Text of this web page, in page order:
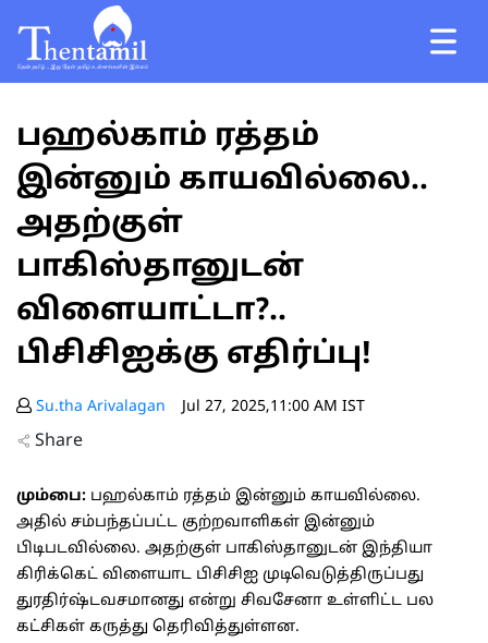
பஹல்காம் ரத்தம்
இன்னும் காயவில்லை..
அதற்குள்
பாகிஸ்தானுடன்
விளையாட்டா?..
பிசிசிஐக்கு எதிர்ப்பு!
Su.tha Arivalagan Jul 27, 2025,11:00 AM IST
Share
மும்பை: பஹல்காம் ரத்தம் இன்னும் காயவில்லை.
அதில் சம்பந்தப்பட்ட குற்றவாளிகள் இன்னும்
பிடிபடவில்லை. அதற்குள் பாகிஸ்தானுடன் இந்தியா
கிரிக்கெட் விளையாட பிசிசிஐ முடிவெடுத்திருப்பது
துரதிர்ஷ்டவசமானது என்று சிவசேனா உள்ளிட்ட பல
கட்சிகள் கருத்து தெரிவித்துள்ளன.